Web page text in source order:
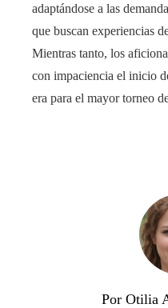
adaptándose a las
que buscan experiencias
Mientras tanto, los
con impaciencia el inicio
era para el mayor torneo
Por Otilia